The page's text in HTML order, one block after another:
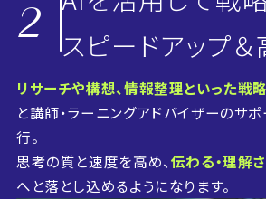
2 スピードアップ
リサーチや構想、情報整理といった戦
と講師・ラーニングアドバイザーのサ
行。
思考の質と速度を高め、 伝わる・理解
へと落とし込めるようになります。